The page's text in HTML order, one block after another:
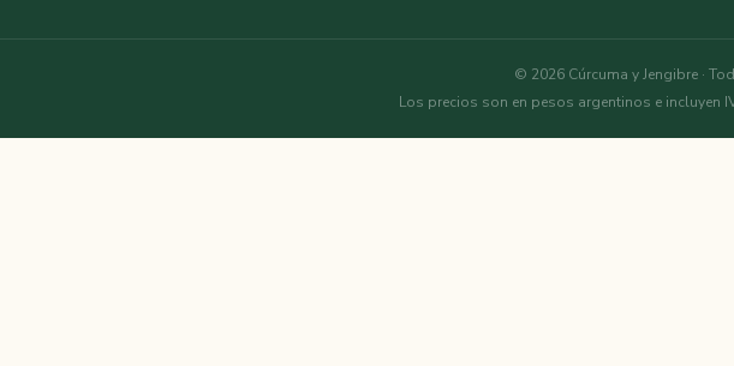
© 2026 Cúrcuma y Jengibre ·
Los precios son en pesos argentinos e